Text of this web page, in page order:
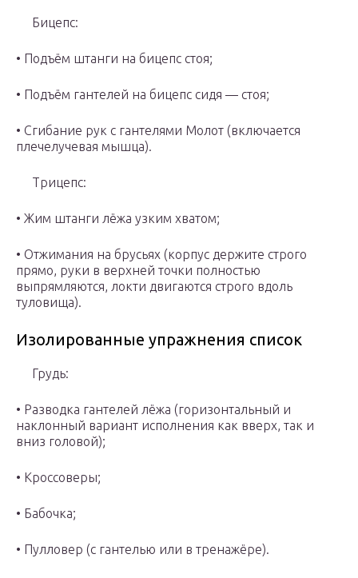
Бицепс:
• Подъём штанги на бицепс стоя;
• Подъём гантелей на бицепс сидя — стоя;
• Сгибание рук с гантелями Молот (включается
плечелучевая мышца).
Трицепс:
• Жим штанги лёжа узким хватом;
• Отжимания на брусьях (корпус держите строго
прямо, руки в верхней точки полностью
выпрямляются, локти двигаются строго вдоль
туловища).
Изолированные упражнения список
Грудь:
• Разводка гантелей лёжа (горизонтальный и
наклонный вариант исполнения как вверх, так и
вниз головой);
• Кроссоверы;
• Бабочка;
• Пулловер (с гантелью или в тренажёре).